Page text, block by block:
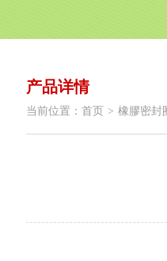
产品详情
当前位置： 首页 > 橡膠密封